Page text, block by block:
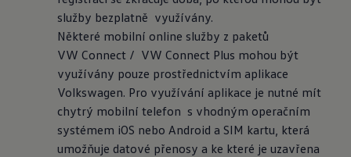
služby bezplatně  využívány.
Některé mobilní online služby z paketů
VW Connect /  VW Connect Plus mohou být
využívány pouze prostřednictvím aplikace
Volkswagen. Pro využívání aplikace je nutné mít
chytrý mobilní telefon  s vhodným operačním
systémem iOS nebo Android a SIM kartu, která
umožňuje datové přenosy a ke které je uzavřena